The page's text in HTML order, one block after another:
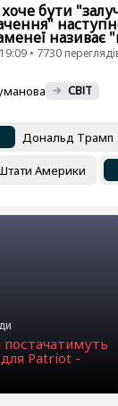
бути
• 7730
СВІТ
Дональд Трамп
Америки
для Patriot -